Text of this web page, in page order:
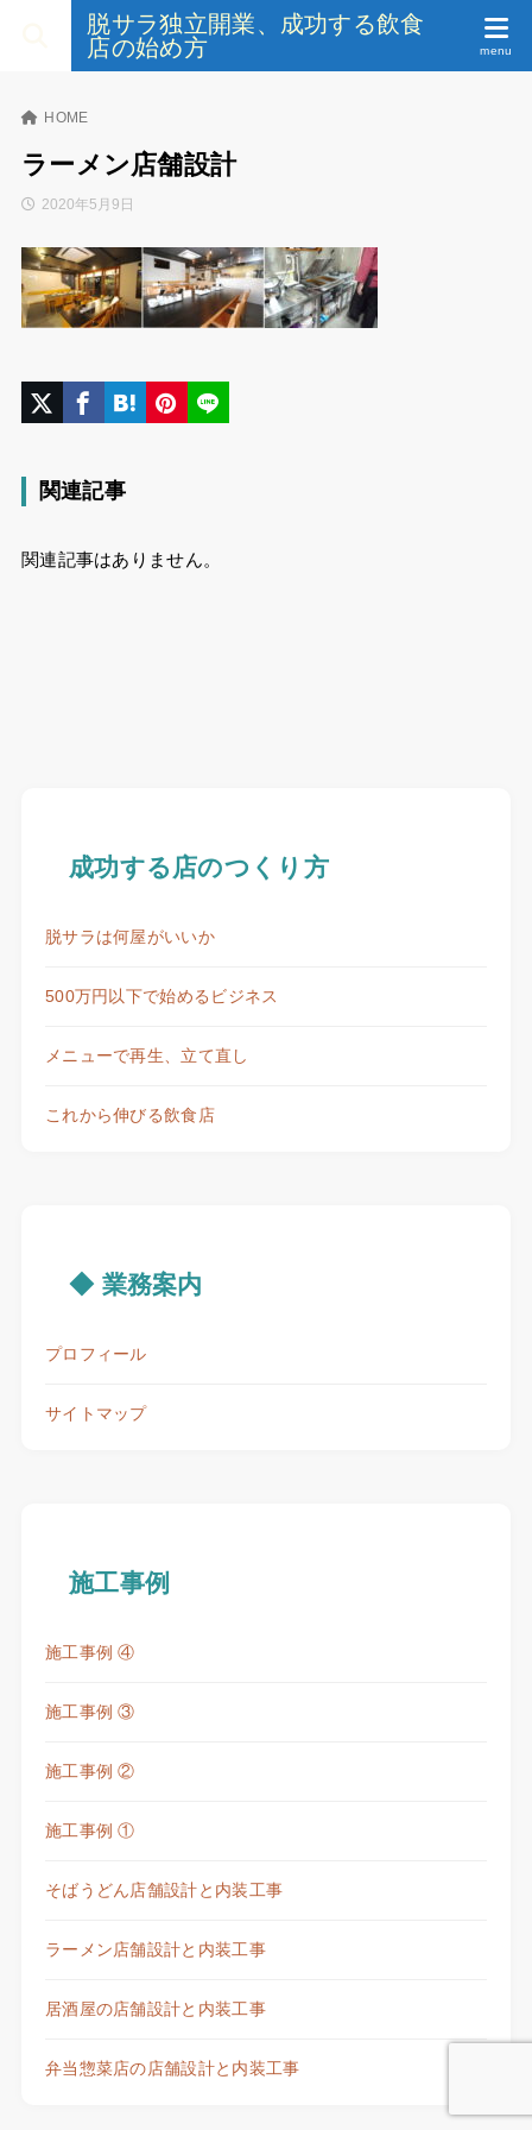
脱サラ独立開業、成功する飲食
店の始め方
HOME
ラーメン店舗設計
2020年5月9日
関連記事
関連記事はありません。
成功する店のつくり方
脱サラは何屋がいいか
500万円以下で始めるビジネス
メニューで再生、立て直し
これから伸びる飲食店
◆ 業務案内
プロフィール
サイトマップ
施工事例
施工事例 ④
施工事例 ③
施工事例 ②
施工事例 ①
そばうどん店舗設計と内装工事
ラーメン店舗設計と内装工事
居酒屋の店舗設計と内装工事
弁当惣菜店の店舗設計と内装工事